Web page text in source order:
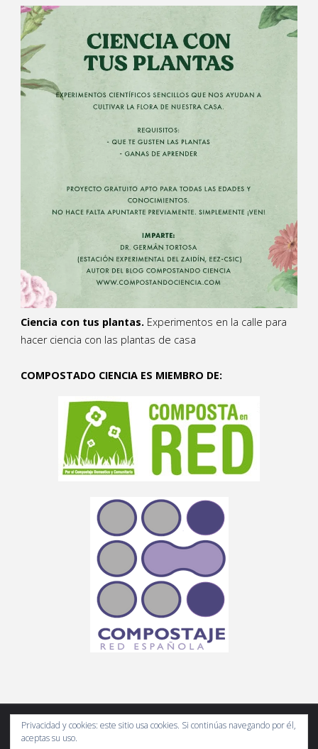
Ciencia con tus plantas. Experimentos en la calle para
hacer ciencia con las plantas de casa
COMPOSTADO CIENCIA ES MIEMBRO DE:
Privacidad y cookies: este sitio usa cookies. Si continúas navegando por él,
aceptas su uso.